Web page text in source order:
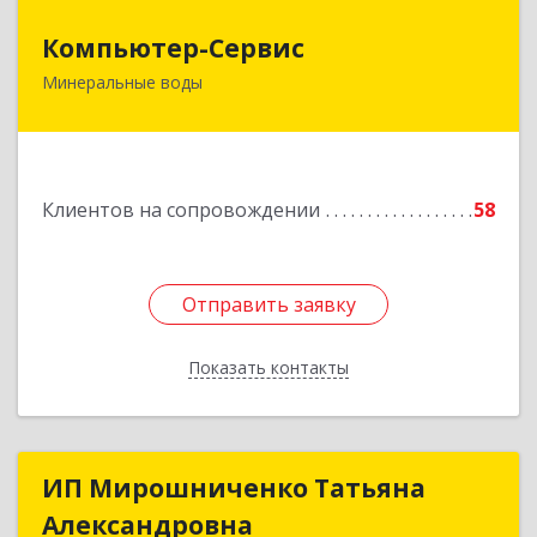
Компьютер-Сервис
Минеральные воды
Клиентов на сопровождении 58
Отправить заявку
Показать контакты
357202, Ставропольский край, Минеральные
Отправить заявку
Назад
ИП Мирошниченко Татьяна
Александровна
ИП Мирошниченко Татьяна